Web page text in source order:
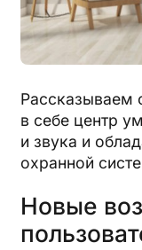
Рассказываем
в себе центр
и звука и
охранной
Новые